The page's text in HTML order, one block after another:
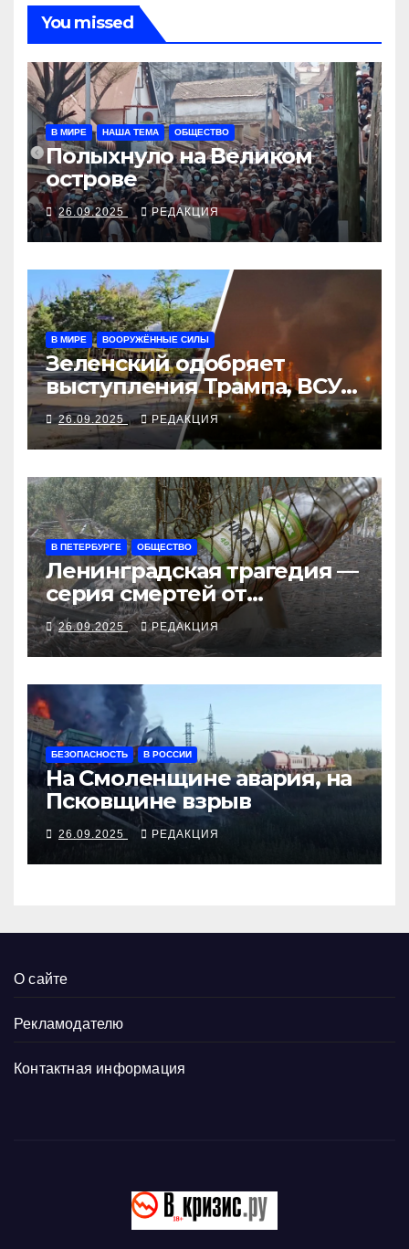
You missed
В МИРЕ НАША ТЕМА ОБЩЕСТВО
Полыхнуло на Великом
острове
26.09.2025 РЕДАКЦИЯ
В МИРЕ ВООРУЖЁННЫЕ СИЛЫ
Зеленский одобряет
выступления Трампа, ВСУ
закрыли Добропольский
рубеж
26.09.2025 РЕДАКЦИЯ
В ПЕТЕРБУРГЕ ОБЩЕСТВО
Ленинградская трагедия —
серия смертей от
алкосуррогата
26.09.2025 РЕДАКЦИЯ
БЕЗОПАСНОСТЬ В РОССИИ
На Смоленщине авария, на
Псковщине взрыв
26.09.2025 РЕДАКЦИЯ
О сайте
Рекламодателю
Контактная информация